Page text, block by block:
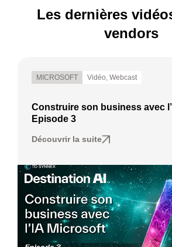
Les dernières
vendors
MICROSOFT Vidéo, Webcast
Construire son business avec
Episode 3
Découvrir la suite